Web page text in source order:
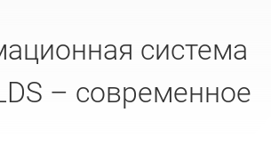
система
– современное